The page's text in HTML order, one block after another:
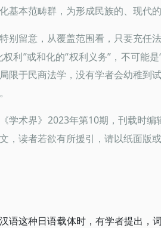
基本范畴群，为形成民族的、现代
别留意，从覆盖范围看，只要充任
利”或和化的“权利义务”，不可能
限于民商法学，没有学者会幼稚到
学术界》 2023年第10期，刊载时编
，读者若欲有所援引，请以纸面版或
语这种日语载体时，有学者提出，